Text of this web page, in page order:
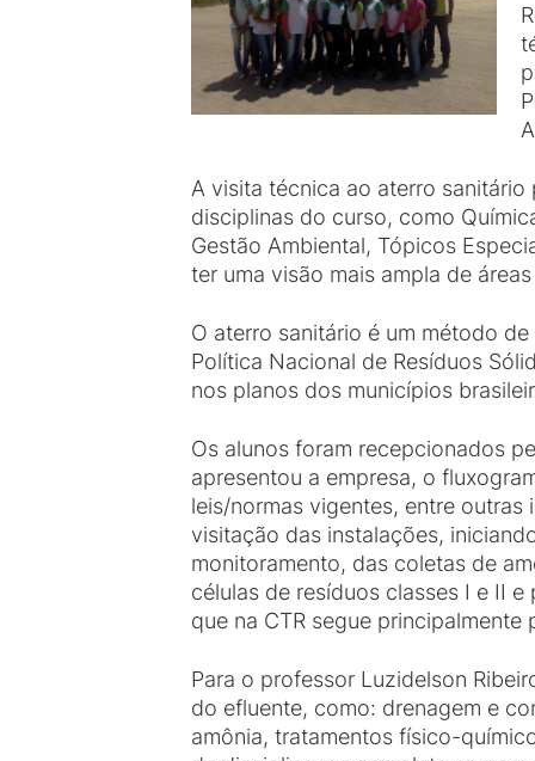
A visita técnica ao aterro
disciplinas do curso, como
Gestão Ambiental, Tópicos
ter uma visão mais ampla de
O aterro sanitário é um método
Política Nacional de Resíduos
nos planos dos municípios
Os alunos foram recepcionados
apresentou a empresa, o
leis/normas vigentes, entre outras
visitação das instalações,
monitoramento, das coletas de
células de resíduos classes I e II
que na CTR segue
Para o professor Luzidelson
do efluente, como: drenagem e
amônia, tratamentos físico-